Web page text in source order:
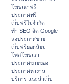
โฆษณาฟรี
ประกาศฟรี
เว็บฟรีไม่จำกัด
ทำ SEO ติด Google
ลงประกาศขาย
เว็บฟรียอดนิยม
โพสโฆษณา
ประกาศขายของ
ประกาศหางาน
บริการ แนะนำเว็บ